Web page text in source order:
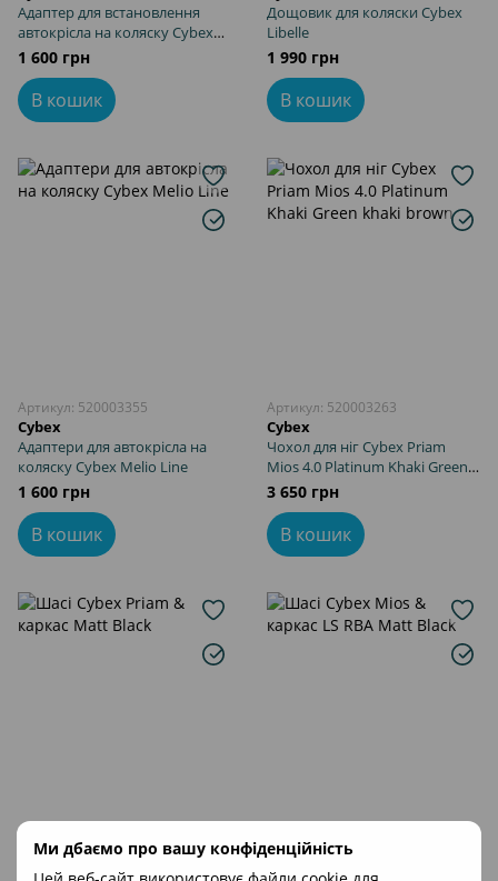
Ми дбаємо про вашу конфіденційність
Адаптер для встановлення
автокрісла на коляску Cybex
Orfeo/Libelle
1 600 грн
В кошик
Дощовик для коляски Cybex
Libelle
1 990 грн
В кошик
Артикул: 520003355
Cybex
Адаптери для автокрісла на
коляску Cybex Melio Line
1 600 грн
В кошик
Артикул: 520003263
Cybex
Чохол для ніг Cybex Priam
Mios 4.0 Platinum Khaki Green
khaki brown
3 650 грн
В кошик
Артикул: 521002331
Cybex
Артикул: 521002519
Cybex